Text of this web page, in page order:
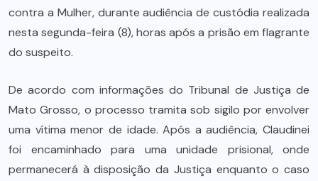
contra a Mulher, durante audiência de custódia realizada
nesta segunda-feira (8), horas após a prisão em flagrante
do suspeito.
De acordo com informações do Tribunal de Justiça de
Mato Grosso, o processo tramita sob sigilo por envolver
uma vítima menor de idade. Após a audiência, Claudinei
foi encaminhado para uma unidade prisional, onde
permanecerá à disposição da Justiça enquanto o caso